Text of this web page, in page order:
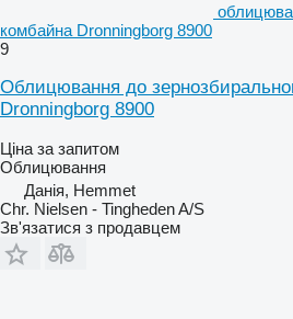
комбайна Dronningborg 8900
9
Облицювання до
Dronningborg 8900
Ціна за запитом
Облицювання
Данія, Hemmet
Chr. Nielsen - Tingheden A/S
Зв'язатися з продавцем